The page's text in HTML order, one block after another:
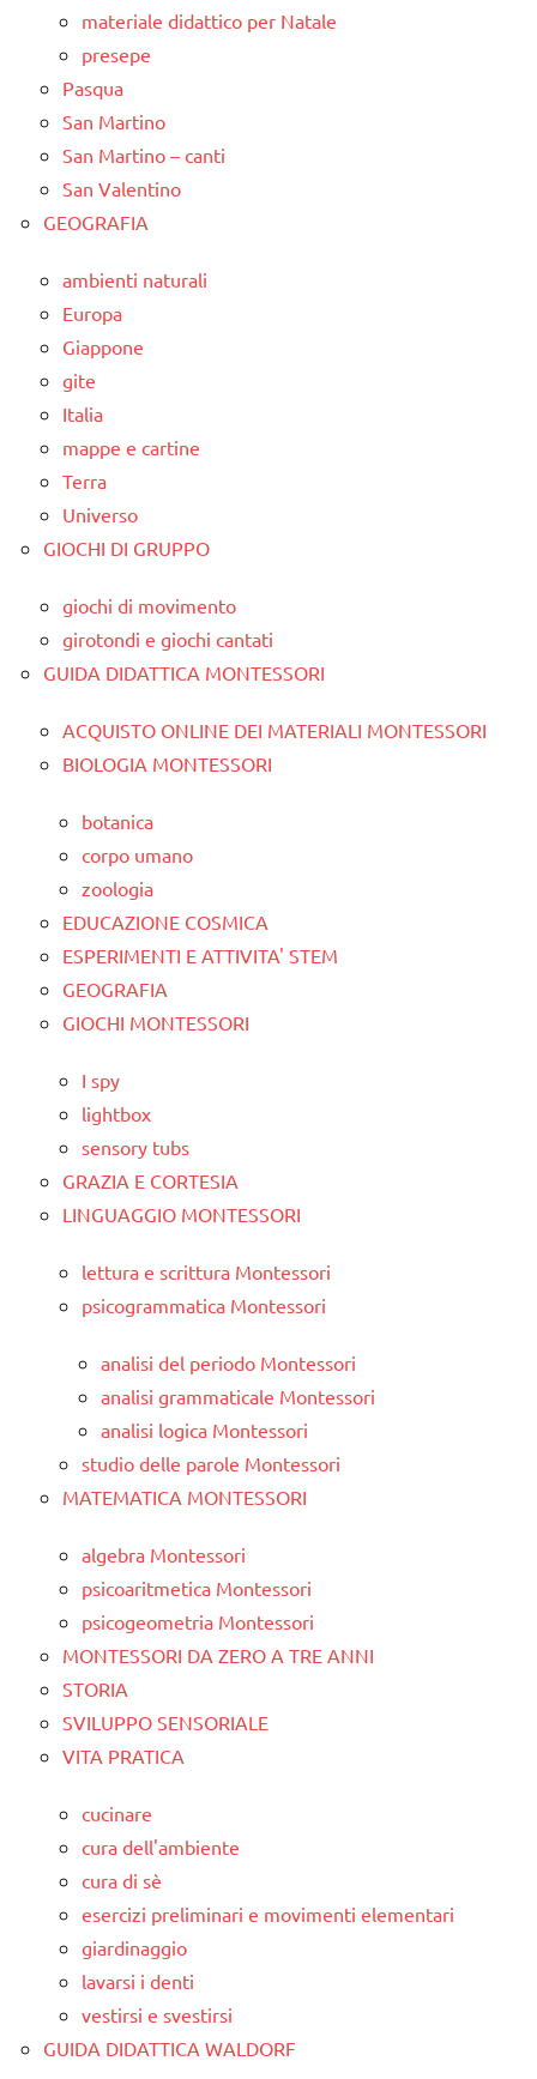
materiale didattico per Natale
presepe
Pasqua
San Martino
San Martino – canti
San Valentino
GEOGRAFIA
ambienti naturali
Europa
Giappone
gite
Italia
mappe e cartine
Terra
Universo
GIOCHI DI GRUPPO
giochi di movimento
girotondi e giochi cantati
GUIDA DIDATTICA MONTESSORI
ACQUISTO ONLINE DEI MATERIALI MONTESSORI
BIOLOGIA MONTESSORI
botanica
corpo umano
zoologia
EDUCAZIONE COSMICA
ESPERIMENTI E ATTIVITA' STEM
GEOGRAFIA
GIOCHI MONTESSORI
I spy
lightbox
sensory tubs
GRAZIA E CORTESIA
LINGUAGGIO MONTESSORI
lettura e scrittura Montessori
psicogrammatica Montessori
analisi del periodo Montessori
analisi grammaticale Montessori
analisi logica Montessori
studio delle parole Montessori
MATEMATICA MONTESSORI
algebra Montessori
psicoaritmetica Montessori
psicogeometria Montessori
MONTESSORI DA ZERO A TRE ANNI
STORIA
SVILUPPO SENSORIALE
VITA PRATICA
cucinare
cura dell'ambiente
cura di sè
esercizi preliminari e movimenti elementari
giardinaggio
lavarsi i denti
vestirsi e svestirsi
GUIDA DIDATTICA WALDORF